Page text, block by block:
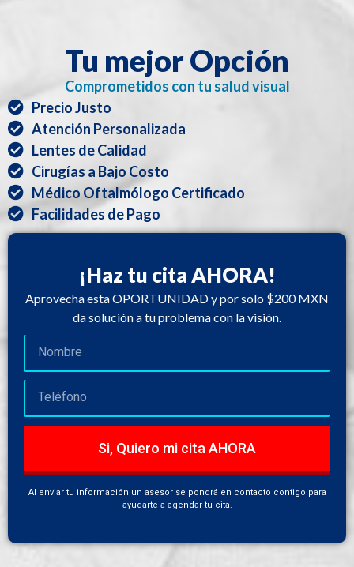
Tu mejor Opción
Comprometidos con tu salud visual
Precio Justo
Atención Personalizada
Lentes de Calidad
Cirugías a Bajo Costo
Médico Oftalmólogo Certificado
Facilidades de Pago
¡Haz tu cita AHORA!
Aprovecha esta OPORTUNIDAD y por solo $200 MXN
da solución a tu problema con la visión.
Si, Quiero mi cita AHORA
Al enviar tu información un asesor se pondrá en contacto contigo para
ayudarte a agendar tu cita.